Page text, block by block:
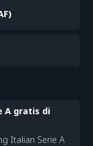
A gratis di
Italian Serie A